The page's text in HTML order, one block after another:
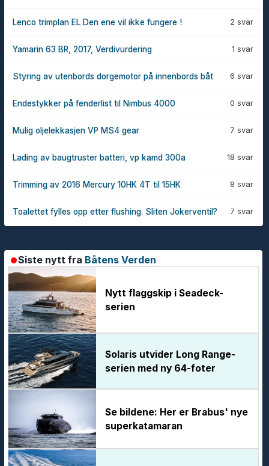
2 svar
Lenco trimplan EL Den ene vil ikke fungere !
1 svar
Yamarin 63 BR, 2017, Verdivurdering
6 svar
Styring av utenbords dorgemotor på innenbords båt
0 svar
Endestykker på fenderlist til Nimbus 4000
7 svar
Mulig oljelekkasjen VP MS4 gear
18 svar
Lading av baugtruster batteri, vp kamd 300a
8 svar
Trimming av 2016 Mercury 10HK 4T til 15HK
7 svar
Toalettet fylles opp etter flushing. Sliten Jokerventil?
Siste nytt fra Båtens Verden
Nytt flaggskip i Seadeck-
serien
Solaris utvider Long Range-
serien med ny 64-foter
Se bildene: Her er Brabus' nye
superkatamaran